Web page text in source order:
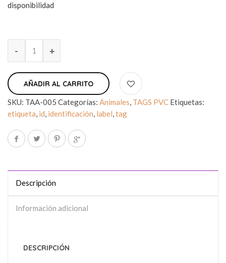
disponibilidad
AÑADIR AL CARRITO
SKU: TAA-005 Categorías: Animales, TAGS PVC Etiquetas:
etiqueta, id, identificación, label,tag
Descripción
Información adicional
DESCRIPCIÓN